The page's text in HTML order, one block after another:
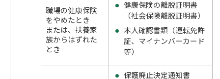
職場の健康保険
をやめたとき
または、扶養家
族からはずれた
とき
健康保険の離脱証明書
（社会保険離脱証明書）
本人確認書類（運転免許
証、マイナンバーカード
等）
保護廃止決定通知書